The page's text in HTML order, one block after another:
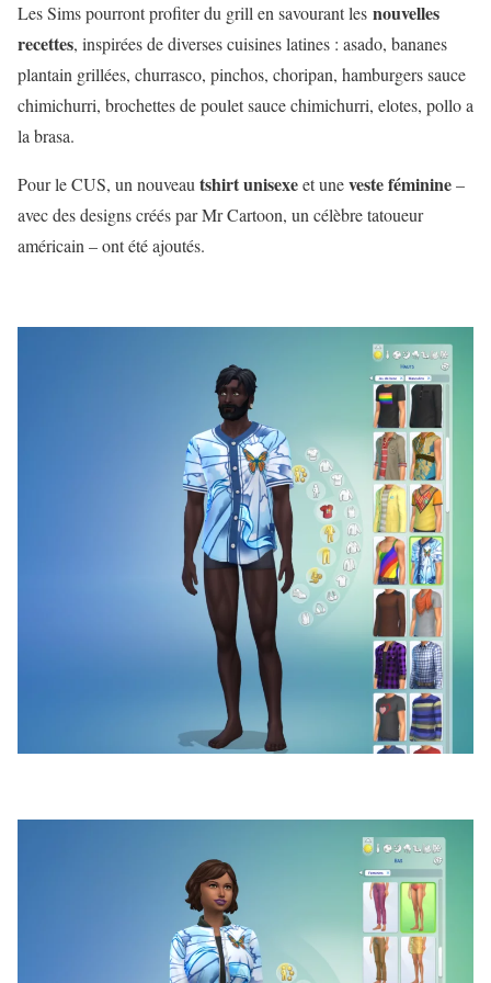
Les Sims pourront profiter du grill en savourant les nouvelles
recettes, inspirées de diverses cuisines latines : asado, bananes
plantain grillées, churrasco, pinchos, choripan, hamburgers sauce
chimichurri, brochettes de poulet sauce chimichurri, elotes, pollo a
la brasa.
Pour le CUS, un nouveau tshirt unisexeet uneveste féminine–
avec des designs créés par Mr Cartoon, un célèbre tatoueur
américain – ont été ajoutés.